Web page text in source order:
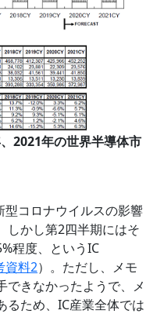
2021年の世界半導体市
コロナウイルスの影響
しかし第2四半期にはそ
程度、というIC
資料2）。ただし、メモ
できなかったようで、メ
るため、IC産業全体では